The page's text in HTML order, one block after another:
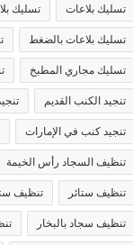
تسليك بلاعات تسليك
تسليك بلاعات بالضغط
تسليك مجاري المطبخ
تنجيد الكنب القديم
تنجيد كنب في الإمارات
تنظيف السجاد رأس الخيمة
تنظيف ستائر تنظيف
تنظيف سجاد بالبخار